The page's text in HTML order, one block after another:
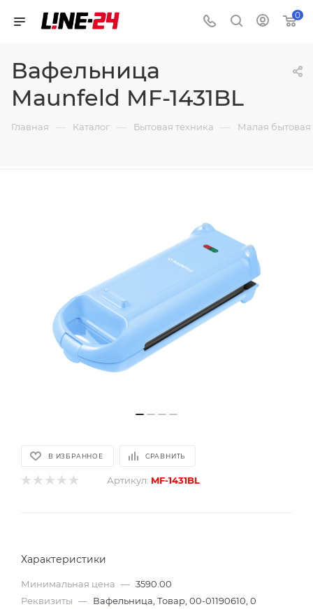
0
Вафельница
Maunfeld MF-1431BL
Главная — Каталог — Бытовая техника — Малая бытовая
В ИЗБРАННОЕ СРАВНИТЬ
Артикул: MF-1431BL
Характеристики
Минимальная цена — 3590.00
Реквизиты — Вафельница, Товар, 00-01190610, 0